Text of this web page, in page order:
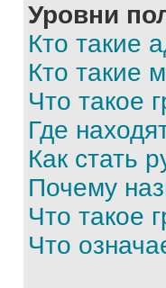
Уровни
Кто такие
Кто такие
Что такое
Где
Как стать
Почему
Что такое
Что